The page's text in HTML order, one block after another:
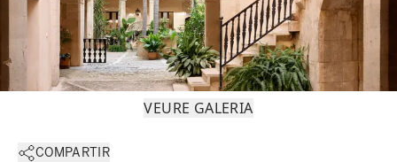
VEURE GALERIA
COMPARTIR